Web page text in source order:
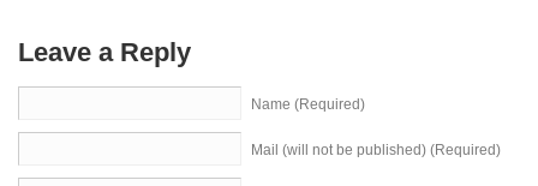
Leave a Reply
Name (Required)
Mail (will not be published) (Required)